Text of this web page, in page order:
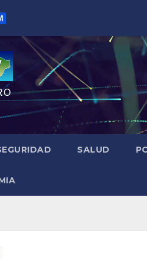
SALUD